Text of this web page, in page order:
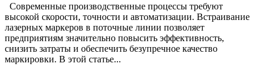
Современные производственные процессы требуют
высокой скорости, точности и автоматизации. Встраивание
лазерных маркеров в поточные линии позволяет
предприятиям значительно повысить эффективность,
снизить затраты и обеспечить безупречное качество
маркировки. В этой статье...